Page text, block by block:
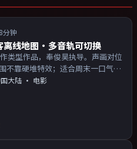
分钟
离线地图·多音轨可切换
类型作品，奉俊昊执导。声画对位
不靠硬堆特效；适合周末一口气追
演技派为主，适合喜欢强叙事与人
大陆 · 电影